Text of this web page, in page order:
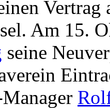
Am 15.
seine